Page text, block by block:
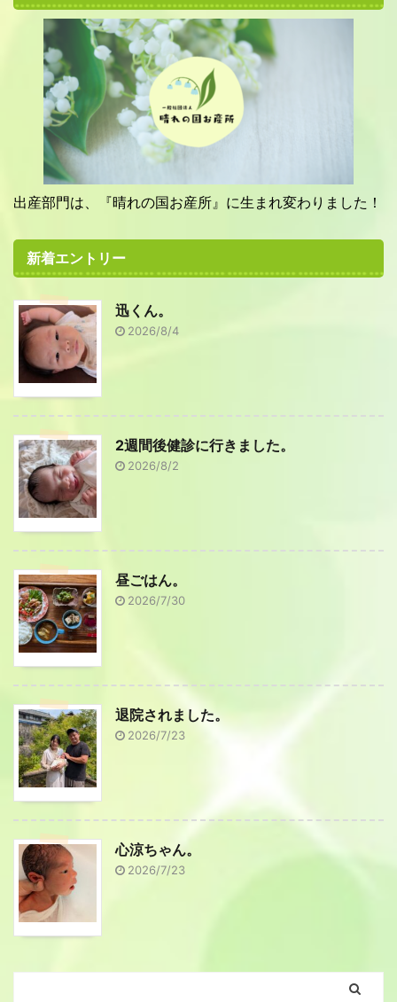
出産部門は、『晴れの国お産所』に生まれ変わりました！
新着エントリー
迅くん。
2026/8/4
2週間後健診に行きました。
2026/8/2
昼ごはん。
2026/7/30
退院されました。
2026/7/23
心涼ちゃん。
2026/7/23